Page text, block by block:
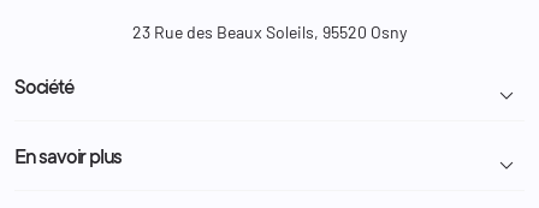
23 Rue des Beaux Soleils, 95520 Osny
Société 
Livraison et retour colis
En savoir plus 